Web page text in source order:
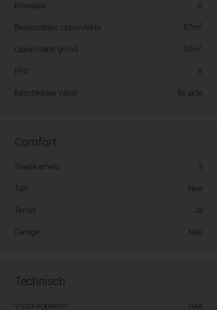
Bouwjaar 0
Bewoonbare oppervlakte 87m2
Oppervlakte grond 50m2
EPC A
Beschikbaar vanaf Bij akte
Comfort
Slaapkamers 3
Tuin Nee
Terras Ja
Garage Nee
Technisch
Voorkooprecht Nee